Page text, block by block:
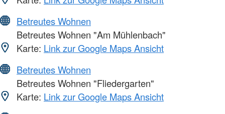
Betreutes Wohnen
Betreutes Wohnen "Am Mühlenbach"
Karte: Link zur Google Maps Ansicht
Betreutes Wohnen
Betreutes Wohnen "Fliedergarten"
Karte: Link zur Google Maps Ansicht